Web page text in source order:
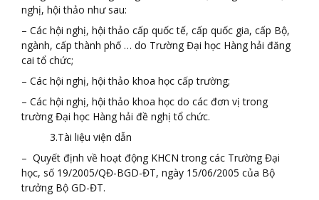
nghị, hội thảo như sau:
– Các hội nghị, hội thảo cấp quốc tế, cấp quốc gia, cấp Bộ,
ngành, cấp thành phố … do Trường Đại học Hàng hải đăng
cai tổ chức;
– Các hội nghị, hội thảo khoa học cấp trường;
– Các hội nghị, hội thảo khoa học do các đơn vị trong
trường Đại học Hàng hải đề nghị tổ chức.
3.Tài liệu viện dẫn
– Quyết định về hoạt động KHCN trong các Trường Đại
học, số 19/2005/QĐ-BGD-ĐT, ngày 15/06/2005 của Bộ
trưởng Bộ GD-ĐT.